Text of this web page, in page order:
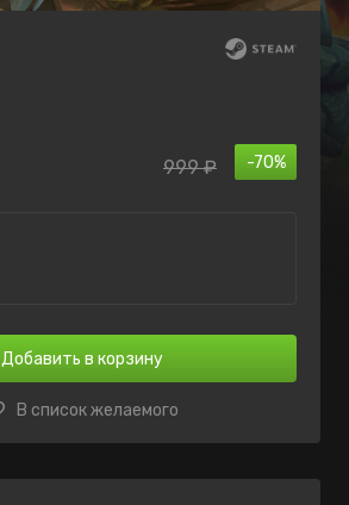
-70%
999 ₽
Добавить в корзину
В список желаемого